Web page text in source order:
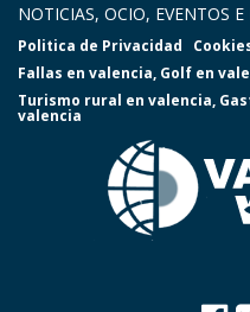
NOTICIAS, OCIO, EVENTOS
Politica de Privacidad
Fallas en valencia, Golf en
Turismo rural en valencia,
valencia